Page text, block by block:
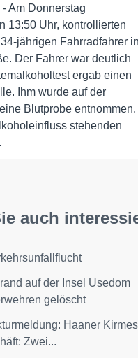
- Am Donnerstag
13:50 Uhr, kontrollierten
jährigen Fahrradfahrer in
Der Fahrer war deutlich
ergab einen
Ihm wurde auf der
Blutprobe entnommen.
stehenden
auch
auf der Insel Usedom
gelöscht
Haaner
Zwei...